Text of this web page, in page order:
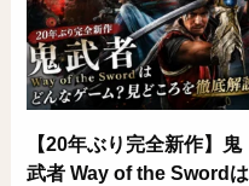
【20年ぶり完全新作】鬼
武者 Way of the Swordは